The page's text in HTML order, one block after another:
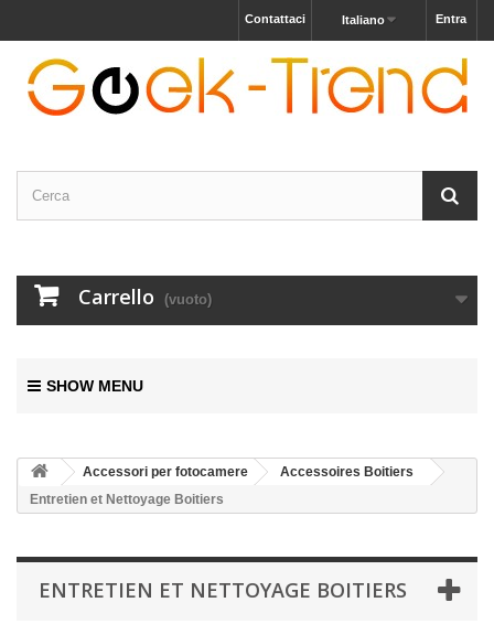
Entra
Italiano
Contattaci
Carrello (vuoto)
SHOW MENU
Accessori per fotocamere
Accessoires Boitiers
Entretien et Nettoyage Boitiers
ENTRETIEN ET NETTOYAGE BOITIERS